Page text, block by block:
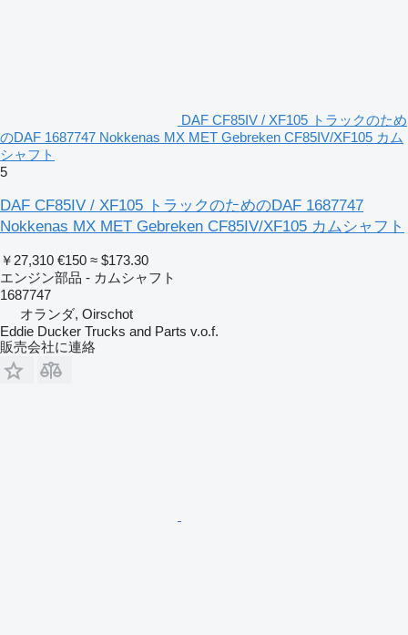
DAF CF85IV / XF105 トラックのため
のDAF 1687747 Nokkenas MX MET Gebreken CF85IV/XF105 カム
シャフト
5
DAF CF85IV / XF105 トラックのためのDAF 1687747
Nokkenas MX MET Gebreken CF85IV/XF105 カムシャフト
￥27,310 €150 ≈ $173.30
エンジン部品 - カムシャフト
1687747
オランダ, Oirschot
Eddie Ducker Trucks and Parts v.o.f.
販売会社に連絡